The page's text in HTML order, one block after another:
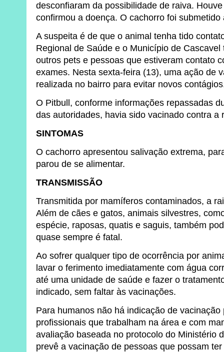
desconfiaram da possibilidade de raiva.
confirmou a doença. O cachorro foi submetido
A suspeita é de que o animal tenha tido
Regional de Saúde e o Município de
outros pets e pessoas que estiveram contato
exames. Nesta sexta-feira (13), uma ação de
realizada no bairro para evitar novos
O Pitbull, conforme informações repassadas
das autoridades, havia sido vacinado contra a
SINTOMAS
O cachorro apresentou salivação extrema,
parou de se alimentar.
TRANSMISSÃO
Transmitida por mamíferos contaminados, a
Além de cães e gatos, animais silvestres,
espécie, raposas, quatis e saguis, também
quase sempre é fatal.
Ao sofrer qualquer tipo de ocorrência por
lavar o ferimento imediatamente com água
até uma unidade de saúde e fazer o
indicado, sem faltar às vacinações.
Para humanos não há indicação de
profissionais que trabalham na área e com
avaliação baseada no protocolo do Ministério
prevê a vacinação de pessoas que possam